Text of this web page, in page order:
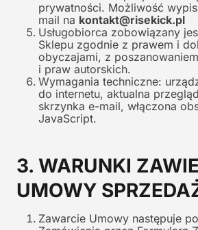
prywatności. Możliwość
mail na kontakt@risekick.pl
Usługobiorca zobowiązany
Sklepu zgodnie z prawem i
obyczajami, z
i praw autorskich.
Wymagania techniczne:
do internetu, aktualna
skrzynka e-mail, włączona
JavaScript.
3. WARUNKI
UMOWY
Zawarcie Umowy następuje